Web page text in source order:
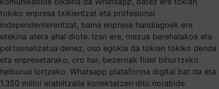
tokiko enpresa txikientzat eta profesional
independenterentzat, baina enpresa handiagoek ere
etekina atera ahal diote. Izan ere, mezua berehalakoa eta
pertsonalizatua denez, oso egokia da tokian tokiko denda
eta enpresetarako, oro har, bezeroak fidel bihurtzeko
helburua lortzeko. Whatsapp plataforma digital bat da eta
1.350 milioi erabiltzaile konektatzen ditu norabide